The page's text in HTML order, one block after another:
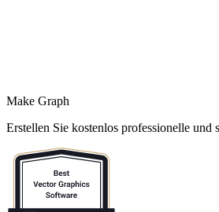
Make Graph
Erstellen Sie kostenlos professionelle